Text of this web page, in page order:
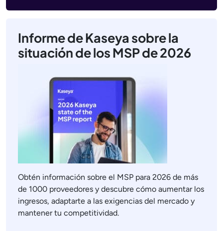
Informe de Kaseya sobre la
situación de los MSP de 2026
Obtén información sobre el MSP para 2026 de más
de 1000 proveedores y descubre cómo aumentar los
ingresos, adaptarte a las exigencias del mercado y
mantener tu competitividad.